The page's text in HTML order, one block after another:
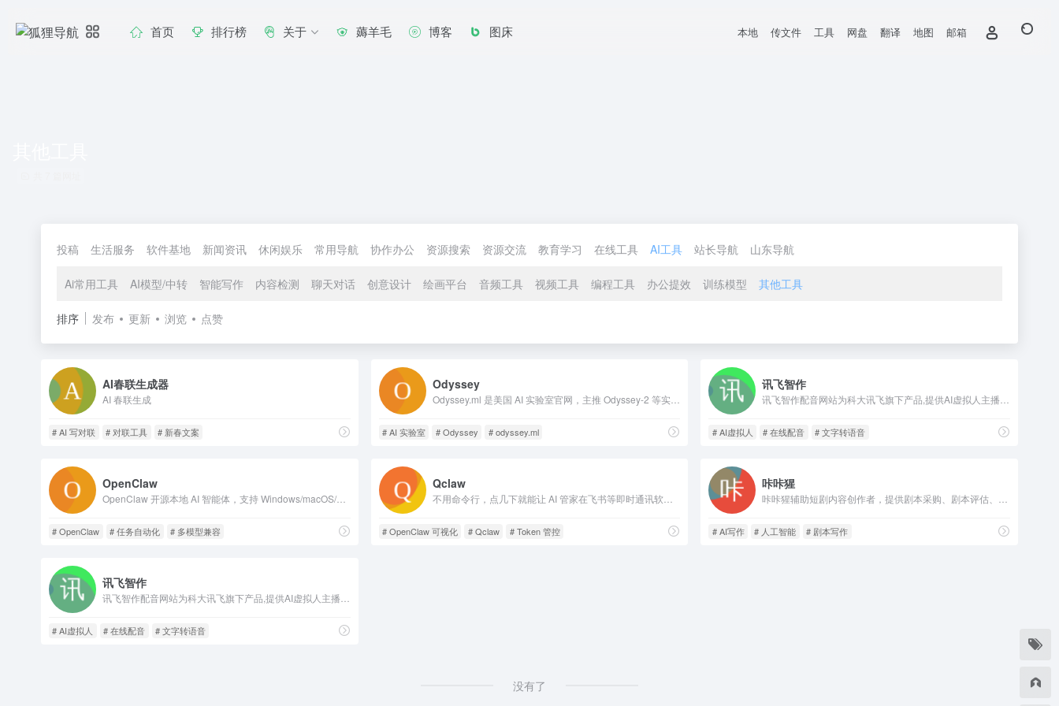
首页 排行榜 关于 薅羊毛 博客 图床 本地 传文件 工具 网盘 翻译 地图 邮箱
投稿 生活服务 软件基地 新闻资讯 休闲娱乐 常用导航 协作办公 资源搜索 资源交流 教育学习 在线工具 AI工具 站长导航 山东导航
Ai常用工具 AI模型/中转 智能写作 内容检测 聊天对话 创意设计 绘画平台 音频工具 视频工具 编程工具 办公提效 训练模型 其他工具
排序 发布 更新 浏览 点赞
AI春联生成器
AI 春联生成
# AI 写对联 # 对联工具 # 新春文案
Odyssey
Odyssey.ml 是美国 AI 实验室官网，主推 Odyssey-2 等实时多模态世界模型，可生成长时交互式仿真视频，适配机器人、游戏、影视、虚拟交互等领域。
# AI 实验室 # Odyssey # odyssey.ml
讯飞智作
# AI虚拟人 # 在线配音 # 文字转语音
OpenClaw
OpenClaw 开源本地 AI 智能体，支持 Windows/macOS/Linux 本地部署，可操控文件浏览器、对接各类社交软件，自主执行自动化任务，兼容多主流大模型。
# OpenClaw # 任务自动化 # 多模型兼容
Qclaw
# OpenClaw 可视化 # Qclaw # Token 管控
咔咔猩
# AI写作 # 人工智能 # 剧本写作
讯飞智作
# AI虚拟人 # 在线配音 # 文字转语音
没有了